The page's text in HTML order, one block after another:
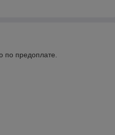
по предоплате.